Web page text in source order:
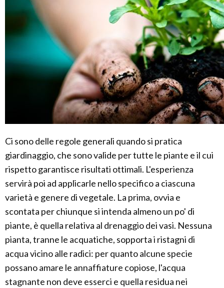
Ci sono delle regole generali quando si pratica
giardinaggio, che sono valide per tutte le piante e il cui
rispetto garantisce risultati ottimali. L'esperienza
servirà poi ad applicarle nello specifico a ciascuna
varietà e genere di vegetale. La prima, ovvia e
scontata per chiunque si intenda almeno un po' di
piante, è quella relativa al drenaggio dei vasi. Nessuna
pianta, tranne le acquatiche, sopporta i ristagni di
acqua vicino alle radici: per quanto alcune specie
possano amare le annaffiature copiose, l'acqua
stagnante non deve esserci e quella residua nei